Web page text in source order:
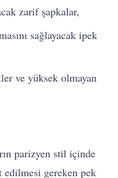
zarif şapkalar,
sağlayacak ipek
ve yüksek olmayan
parizyen stil içinde
gereken pek